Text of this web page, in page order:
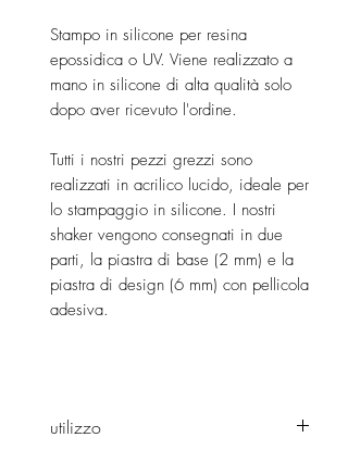
Stampo in silicone per resina
epossidica o UV. Viene realizzato a
mano in silicone di alta qualità solo
dopo aver ricevuto l'ordine.
Tutti i nostri pezzi grezzi sono
realizzati in acrilico lucido, ideale per
lo stampaggio in silicone. I nostri
shaker vengono consegnati in due
parti, la piastra di base (2 mm) e la
piastra di design (6 mm) con pellicola
adesiva.
utilizzo